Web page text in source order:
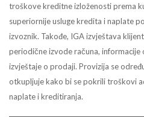
troškove kreditne izloženosti prema
superiornije usluge kredita i naplate
izvoznik. Takođe, IGA izvještava
periodične izvode računa,
izvještaje o prodaji. Provizija se
otkupljuje kako bi se pokrili troškovi
naplate i kreditiranja.